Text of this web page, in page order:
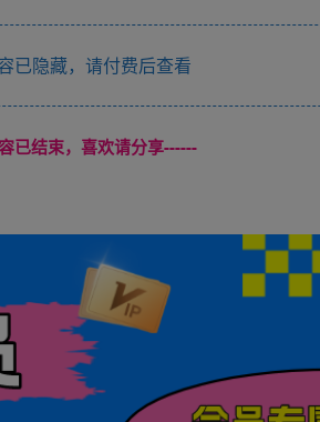
已隐藏，请付费后查看
已结束，喜欢请分享------